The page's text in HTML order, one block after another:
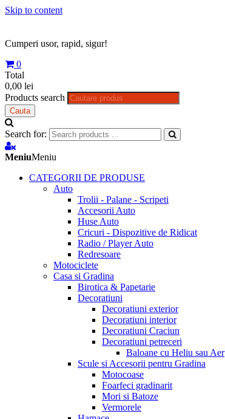
Skip to content
Cumperi usor, rapid, sigur!
0
Total
0,00 lei
Products search
Cauta
Search for:
MeniuMeniu
CATEGORII DE PRODUSE
Auto
Trolii - Palane - Scripeti
Accesorii Auto
Huse Auto
Cricuri - Dispozitive de Ridicat
Radio / Player Auto
Redresoare
Motociclete
Casa si Gradina
Birotica & Papetarie
Decoratiuni
Decoratiuni exterior
Decoratiuni interior
Decoratiuni Craciun
Decoratiuni petreceri
Baloane cu Heliu sau Aer
Scule si Accesorii pentru Gradina
Motocoase
Foarfeci gradinarit
Mori si Batoze
Vermorele